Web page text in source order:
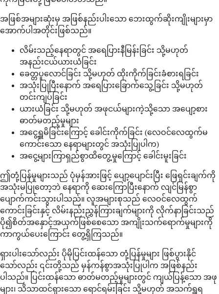
အဖြစ်အများဆုံးမှ အဖြစ်နည်းပါးသော ဘေးထွက်ဆိုးကျိုးများမှာ
အောက်ပါအတိုင်းဖြစ်သည်။
လိမ်းသည့်နေရာတွင် အရေပြားနီမြန်းခြင်း သို့မဟုတ်
အနည်းငယ်ယားယံခြင်း
ခေတ္တပူလောင်ခြင်း သို့မဟုတ် ထိုးကိုက်ခြင်းခံစားရခြင်း
အသုံးပြုပြီးနောက် အရေပြားခြောက်သွေ့ခြင်း သို့မဟုတ်
တင်းကျပ်ခြင်း
ယားယံခြင်း သို့မဟုတ် အဖုငယ်များကဲ့သို့သော အပျော့စား
ဓာတ်မတည့်မှုများ
အငွေ့ရှူမိခြင်းကြောင့် ခေါင်းကိုက်ခြင်း (လေဝင်လေထွက်မ
ကောင်းသော နေရာများတွင် အသုံးပြုပါက)
အငွေ့များကြာရှည်စွာထိတွေ့မှုကြောင့် ခေါင်းမူးခြင်း
ဤတုံ့ပြန်မှုများသည် ပုံမှန်အားဖြင့် ပျော့ပျောင်းပြီး ဖြေရှင်းချက်ကို
အသုံးမပြုတော့ဘဲ နေရာကို ဆေးကြောပြီးနောက် လျင်မြန်စွာ
ပျောက်ကင်းသွားပါသည်။ လူအများစုသည် လေဝင်လေထွက်
ကောင်းခြင်းနှင့် လိမ်းနည်းညွှန်ကြားချက်များကို လိုက်နာခြင်းသည်
ပို၍စိတ်အနှောင့်အယှက်ဖြစ်စေသော အကျိုးသက်ရောက်မှုများကို
ကာကွယ်ပေးကြောင်း တွေ့ရှိကြသည်။
ရှားပါးသော်လည်း ပိုမိုပြင်းထန်သော တုံ့ပြန်မှုများ ဖြစ်ပွားနိုင်
သော်လည်း ၎င်းတို့သည် မှန်ကန်စွာအသုံးပြုပါက အဖြစ်နည်း
ပါသည်။ ပြင်းထန်သော ဓာတ်မတည့်မှုများတွင် ကျယ်ပြန့်သော အဖု
များ၊ သိသာထင်ရှားသော ရောင်ရမ်းခြင်း သို့မဟုတ် အသက်ရှူရ